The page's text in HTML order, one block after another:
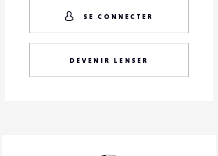
SE CONNECTER
DEVENIR LENSER